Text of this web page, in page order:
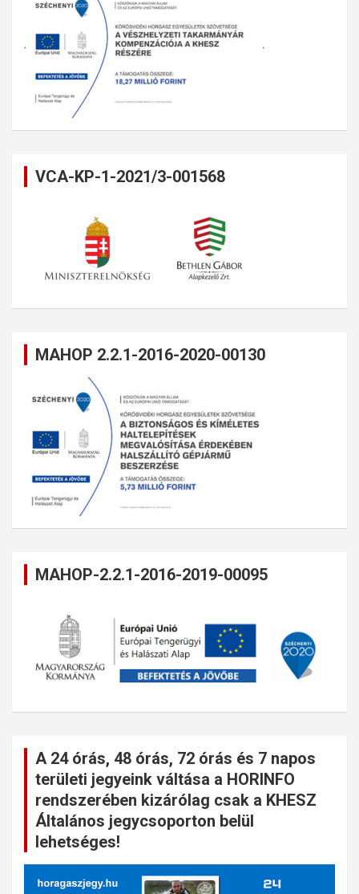
VCA-KP-1-2021/3-001568
MAHOP 2.2.1-2016-2020-00130
MAHOP-2.2.1-2016-2019-00095
A 24 órás, 48 órás, 72 órás és 7 napos
területi jegyeink váltása a HORINFO
rendszerében kizárólag csak a KHESZ
Általános jegycsoporton belül
lehetséges!